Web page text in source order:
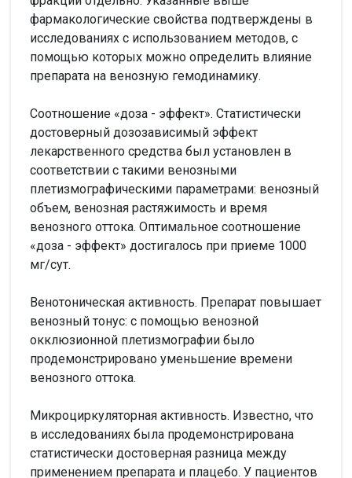
фармакологические свойства подтверждены в
исследованиях с использованием методов, с
помощью которых можно определить влияние
препарата на венозную гемодинамику.
Соотношение «доза - эффект». Статистически
достоверный дозозависимый эффект
лекарственного средства был установлен в
соответствии с такими венозными
плетизмографическими параметрами: венозный
объем, венозная растяжимость и время
венозного оттока. Оптимальное соотношение
«доза - эффект» достигалось при приеме 1000
мг/сут.
Венотоническая активность. Препарат повышает
венозный тонус: с помощью венозной
окклюзионной плетизмографии было
продемонстрировано уменьшение времени
венозного оттока.
Микроциркуляторная активность. Известно, что
в исследованиях была продемонстрирована
статистически достоверная разница между
применением препарата и плацебо. У пациентов